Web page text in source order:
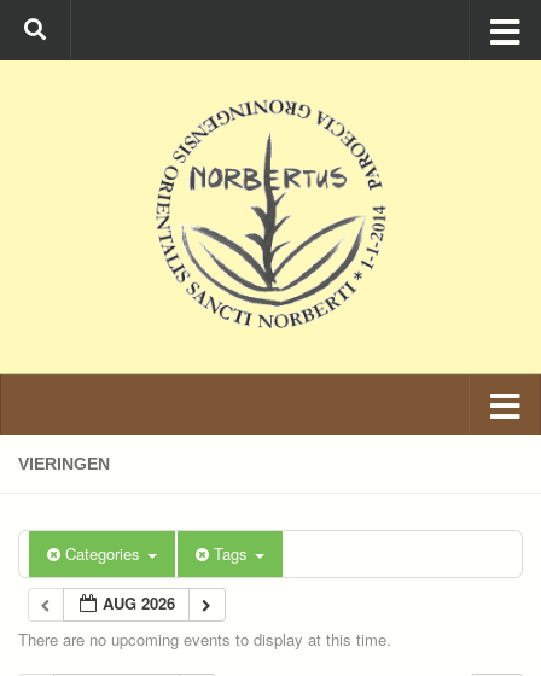
Ga naar de inhoud
VIERINGEN
Categories Tags
AUG 2026
There are no upcoming events to display at this time.